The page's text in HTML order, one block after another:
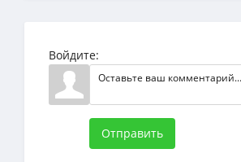
Войдите:
Отправить